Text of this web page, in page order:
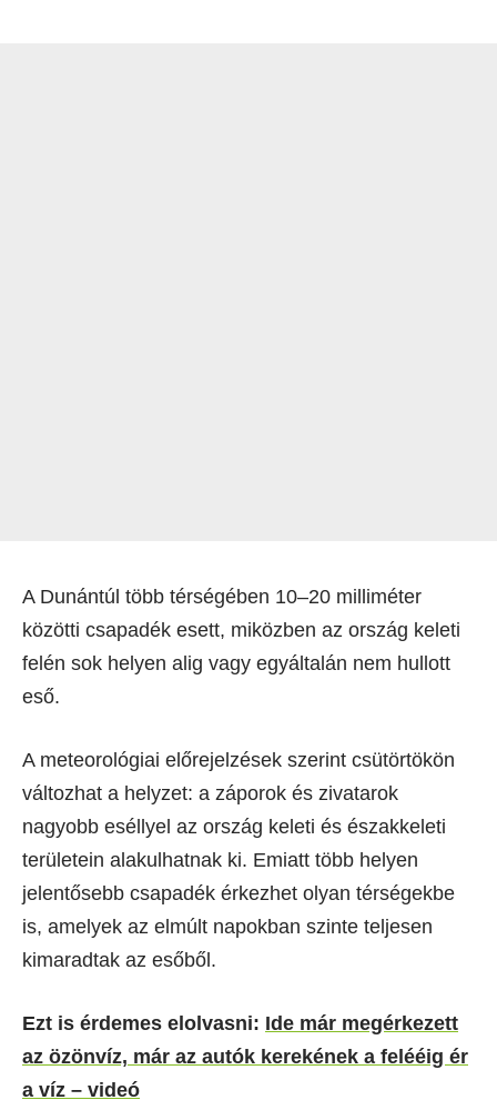
A Dunántúl több térségében 10–20 milliméter
közötti csapadék esett, miközben az ország keleti
felén sok helyen alig vagy egyáltalán nem hullott
eső.
A meteorológiai előrejelzések szerint csütörtökön
változhat a helyzet: a záporok és zivatarok
nagyobb eséllyel az ország keleti és északkeleti
területein alakulhatnak ki. Emiatt több helyen
jelentősebb csapadék érkezhet olyan térségekbe
is, amelyek az elmúlt napokban szinte teljesen
kimaradtak az esőből.
Ezt is érdemes elolvasni: Ide már megérkezett
az özönvíz, már az autók kerekének a felééig ér
a víz – videó